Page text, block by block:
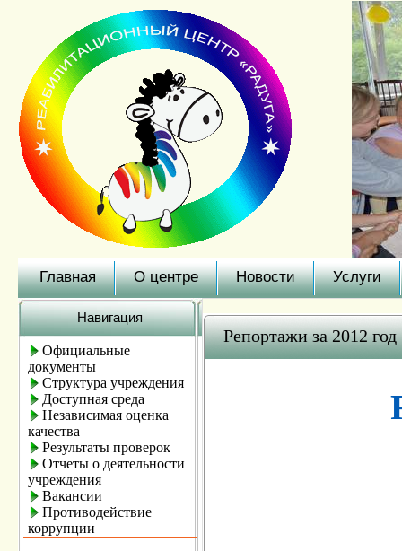
Главная О центре Новости Услуги
Навигация
Официальные
документы
Структура учреждения
Доступная среда
Независимая оценка
качества
Результаты проверок
Отчеты о деятельности
учреждения
Вакансии
Противодействие
коррупции
Репортажи за 2012 год